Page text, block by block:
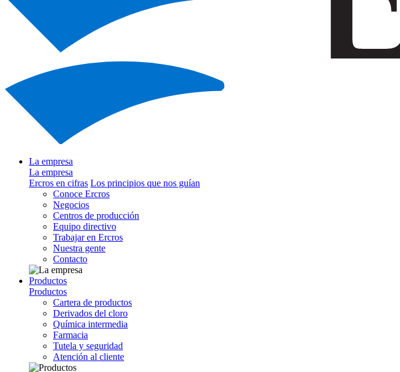
La empresa
La empresa
Ercros en cifras Los principios que nos guían
Conoce Ercros
Negocios
Centros de producción
Equipo directivo
Trabajar en Ercros
Nuestra gente
Contacto
Productos
Productos
Cartera de productos
Derivados del cloro
Química intermedia
Farmacia
Tutela y seguridad
Atención al cliente